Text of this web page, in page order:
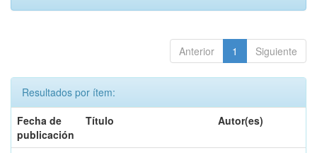
Anterior 1 Siguiente
Resultados por ítem:
Fecha de
publicación
Título Autor(es)